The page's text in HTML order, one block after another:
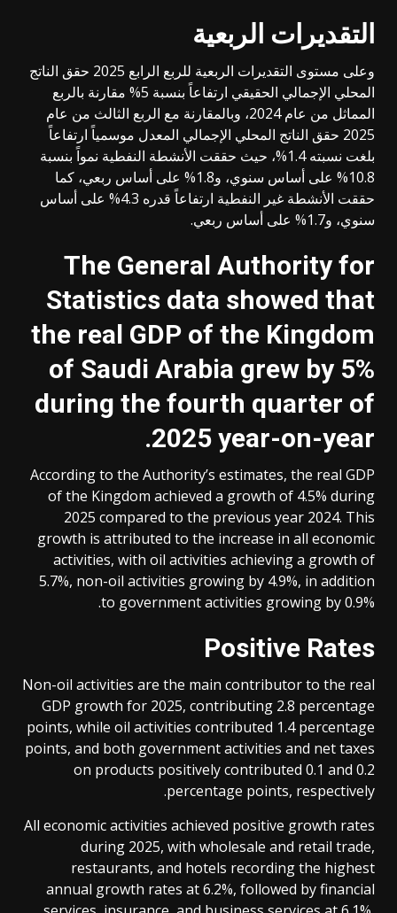
التقديرات الربعية
وعلى مستوى التقديرات الربعية للربع الرابع 2025 حقق الناتج
المحلي الإجمالي الحقيقي ارتفاعاً بنسبة 5% مقارنة بالربع
المماثل من عام 2024، وبالمقارنة مع الربع الثالث من عام
2025 حقق الناتج المحلي الإجمالي المعدل موسمياً ارتفاعاً
بلغت نسبته 1.4%، حيث حققت الأنشطة النفطية نمواً بنسبة
10.8% على أساس سنوي، و1.8% على أساس ربعي، كما
حققت الأنشطة غير النفطية ارتفاعاً قدره 4.3% على أساس
سنوي، و1.7% على أساس ربعي.
The General Authority for
Statistics data showed that
the real GDP of the Kingdom
of Saudi Arabia grew by 5%
during the fourth quarter of
2025 year-on-year.
According to the Authority’s estimates, the real GDP
of the Kingdom achieved a growth of 4.5% during
2025 compared to the previous year 2024. This
growth is attributed to the increase in all economic
activities, with oil activities achieving a growth of
5.7%, non-oil activities growing by 4.9%, in addition
to government activities growing by 0.9%.
Positive Rates
Non-oil activities are the main contributor to the real
GDP growth for 2025, contributing 2.8 percentage
points, while oil activities contributed 1.4 percentage
points, and both government activities and net taxes
on products positively contributed 0.1 and 0.2
percentage points, respectively.
All economic activities achieved positive growth rates
during 2025, with wholesale and retail trade,
restaurants, and hotels recording the highest
annual growth rates at 6.2%, followed by financial